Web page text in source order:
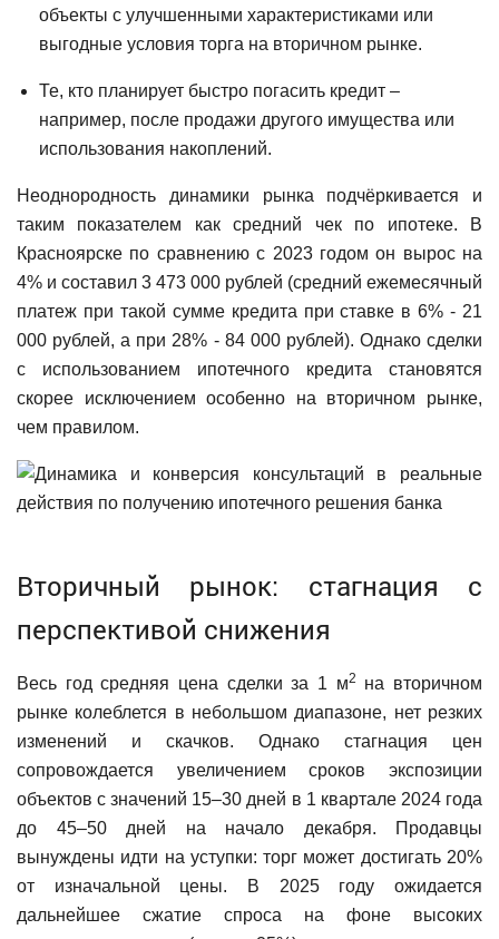
объекты с улучшенными характеристиками или
выгодные условия торга на вторичном рынке.
Те, кто планирует быстро погасить кредит –
например, после продажи другого имущества или
использования накоплений.
Неоднородность динамики рынка подчёркивается и
таким показателем как средний чек по ипотеке. В
Красноярске по сравнению с 2023 годом он вырос на
4% и составил 3 473 000 рублей (средний ежемесячный
платеж при такой сумме кредита при ставке в 6% - 21
000 рублей, а при 28% - 84 000 рублей). Однако сделки
с использованием ипотечного кредита становятся
скорее исключением особенно на вторичном рынке,
чем правилом.
Вторичный рынок: стагнация с
перспективой снижения
Весь год средняя цена сделки за 1 м2
на вторичном
рынке колеблется в небольшом диапазоне, нет резких
изменений и скачков. Однако стагнация цен
сопровождается увеличением сроков экспозиции
объектов с значений 15–30 дней в 1 квартале 2024 года
до 45–50 дней на начало декабря. Продавцы
вынуждены идти на уступки: торг может достигать 20%
от изначальной цены. В 2025 году ожидается
дальнейшее сжатие спроса на фоне высоких